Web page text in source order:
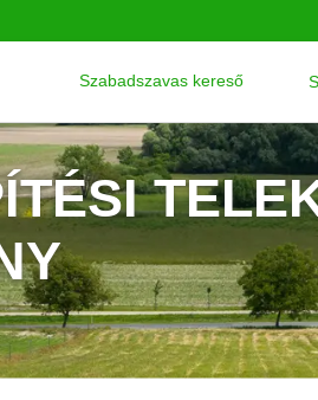
Szabadszavas kereső